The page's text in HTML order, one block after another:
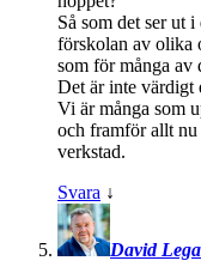
Så som det ser ut
förskolan av olika
som för många av
Det är inte värdigt
Vi är många som
och framför allt
verkstad.
Svara ↓
David Lega